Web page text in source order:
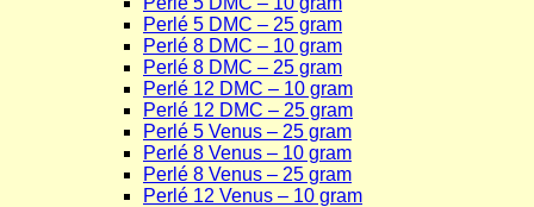
Perlé 5 DMC – 25 gram
Perlé 8 DMC – 10 gram
Perlé 8 DMC – 25 gram
Perlé 12 DMC – 10 gram
Perlé 12 DMC – 25 gram
Perlé 5 Venus – 25 gram
Perlé 8 Venus – 10 gram
Perlé 8 Venus – 25 gram
Perlé 12 Venus – 10 gram